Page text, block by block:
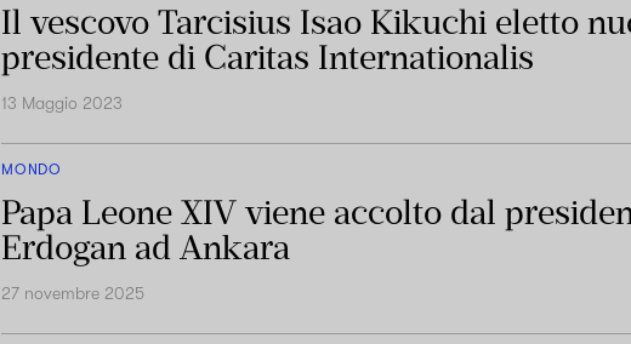
Il vescovo Tarcisius Isao Kikuchi eletto
presidente di Caritas Internationalis
13 Maggio 2023
MONDO
Papa Leone XIV viene accolto dal
Erdogan ad Ankara
27 novembre 2025